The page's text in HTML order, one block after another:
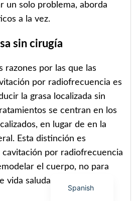
un solo problema, aborda
a la vez.
sin cirugía
razones por las que las
por radiofrecuencia es
la grasa localizada sin
se centran en los
en lugar de en la
Esta distinción es
por radiofrecuencia
el cuerpo, no para
vida saludables.
Spanish
English
French
Russian
Portuguese
Korean